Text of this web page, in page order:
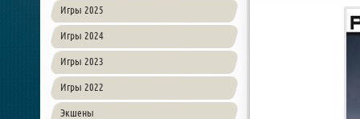
Игры 2025
Игры 2024
Игры 2023
Игры 2022
Экшены